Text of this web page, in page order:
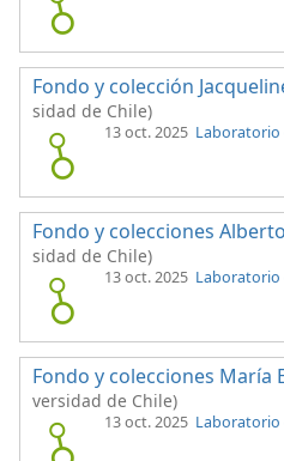
Fondo y colección
sidad de Chile)
13 oct. 2025 Laboratorio
Fondo y colecciones
sidad de Chile)
13 oct. 2025 Laboratorio
Fondo y colecciones María
versidad de Chile)
13 oct. 2025 Laboratorio